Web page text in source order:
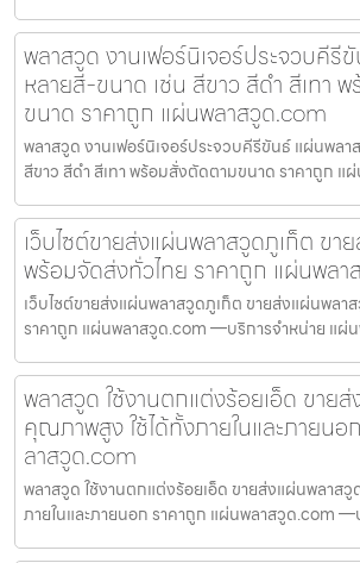
พลาสวูด งานเฟอร์นิเจอร์ประจวบคีรี
หลายสี-ขนาด เช่น สีขาว สีดำ สีเทา
ขนาด ราคาถูก แผ่นพลาสวูด.com
พลาสวูด งานเฟอร์นิเจอร์ประจวบคีรีขันธ์ แผ่นพล
สีขาว สีดำ สีเทา พร้อมสั่งตัดตามขนาด ราคาถูก แ
เว็บไซต์ขายส่งแผ่นพลาสวูดภูเก็ต ขา
พร้อมจัดส่งทั่วไทย ราคาถูก แผ่นพล
เว็บไซต์ขายส่งแผ่นพลาสวูดภูเก็ต ขายส่งแผ่นพลา
ราคาถูก แผ่นพลาสวูด.com —บริการจำหน่าย แผ่
พลาสวูด ใช้งานตกแต่งร้อยเอ็ด ขาย
คุณภาพสูง ใช้ได้ทั้งภายในและภายน
ลาสวูด.com
พลาสวูด ใช้งานตกแต่งร้อยเอ็ด ขายส่งแผ่นพลาส
ภายในและภายนอก ราคาถูก แผ่นพลาสวูด.com —